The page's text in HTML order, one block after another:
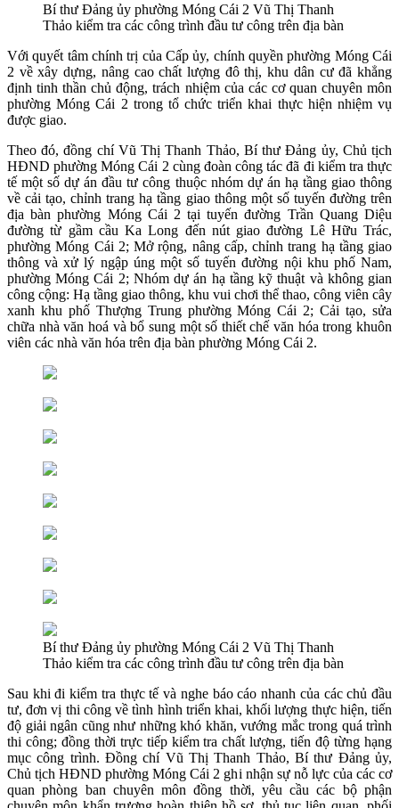
Bí thư Đảng ủy phường Móng Cái 2 Vũ Thị Thanh
Thảo kiểm tra các công trình đầu tư công trên địa bàn
Với quyết tâm chính trị của Cấp ủy, chính quyền phường Móng Cái
2 về xây dựng, nâng cao chất lượng đô thị, khu dân cư đã khẳng
định tinh thần chủ động, trách nhiệm của các cơ quan chuyên môn
phường Móng Cái 2 trong tổ chức triển khai thực hiện nhiệm vụ
được giao.
Theo đó, đồng chí Vũ Thị Thanh Thảo, Bí thư Đảng ủy, Chủ tịch
HĐND phường Móng Cái 2 cùng đoàn công tác đã đi kiểm tra thực
tế một số dự án đầu tư công thuộc nhóm dự án hạ tầng giao thông
về cải tạo, chỉnh trang hạ tầng giao thông một số tuyến đường trên
địa bàn phường Móng Cái 2 tại tuyến đường Trần Quang Diệu
đường từ gầm cầu Ka Long đến nút giao đường Lê Hữu Trác,
phường Móng Cái 2; Mở rộng, nâng cấp, chỉnh trang hạ tầng giao
thông và xử lý ngập úng một số tuyến đường nội khu phố Nam,
phường Móng Cái 2; Nhóm dự án hạ tầng kỹ thuật và không gian
công cộng: Hạ tầng giao thông, khu vui chơi thể thao, công viên cây
xanh khu phố Thượng Trung phường Móng Cái 2; Cải tạo, sửa
chữa nhà văn hoá và bổ sung một số thiết chế văn hóa trong khuôn
viên các nhà văn hóa trên địa bàn phường Móng Cái 2.
Bí thư Đảng ủy phường Móng Cái 2 Vũ Thị Thanh
Thảo kiểm tra các công trình đầu tư công trên địa bàn
Sau khi đi kiểm tra thực tế và nghe báo cáo nhanh của các chủ đầu
tư, đơn vị thi công về tình hình triển khai, khối lượng thực hiện, tiến
độ giải ngân cũng như những khó khăn, vướng mắc trong quá trình
thi công; đồng thời trực tiếp kiểm tra chất lượng, tiến độ từng hạng
mục công trình. Đồng chí Vũ Thị Thanh Thảo, Bí thư Đảng ủy,
Chủ tịch HĐND phường Móng Cái 2 ghi nhận sự nỗ lực của các cơ
quan phòng ban chuyên môn đồng thời, yêu cầu các bộ phận